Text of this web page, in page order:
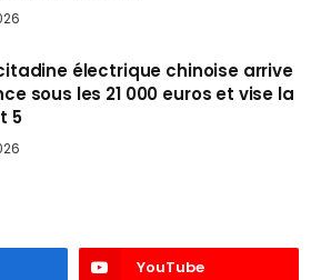
électrique chinoise arrive
sous les 21 000 euros et vise la
5
YouTube